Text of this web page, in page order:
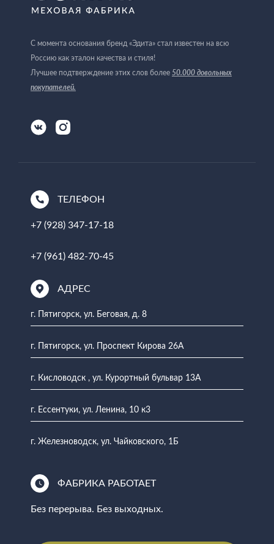
С момента основания бренд «Эдита» стал известен на всю
Россию как эталон качества и стиля!
Лучшее подтверждение этих слов более 50.000 довольных
покупателей.
ТЕЛЕФОН
+7 (928) 347-17-18
+7 (961) 482-70-45
АДРЕС
г. Пятигорск, ул. Беговая, д. 8
г. Пятигорск, ул. Проспект Кирова 26А
г. Кисловодск , ул. Курортный бульвар 13А
г. Ессентуки, ул. Ленина, 10 к3
г. Железноводск, ул. Чайковского, 1Б
ФАБРИКА РАБОТАЕТ
Без перерыва. Без выходных.